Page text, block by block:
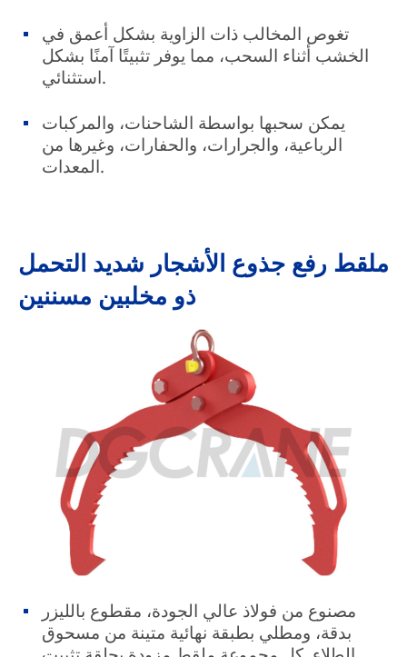
تغوص المخالب ذات الزاوية بشكل أعمق في
الخشب أثناء السحب، مما يوفر تثبيتًا آمنًا بشكل
استثنائي.
يمكن سحبها بواسطة الشاحنات، والمركبات
الرباعية، والجرارات، والحفارات، وغيرها من
المعدات.
ملقط رفع جذوع الأشجار شديد التحمل
ذو مخلبين مسننين
مصنوع من فولاذ عالي الجودة، مقطوع بالليزر
بدقة، ومطلي بطبقة نهائية متينة من مسحوق